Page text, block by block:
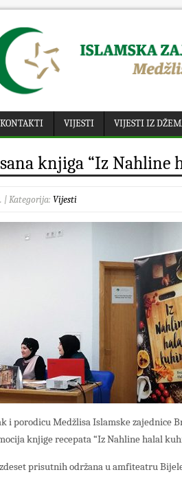
KONTAKTI VIJESTI VIJESTI IZ
knjiga “Iz Nahline
| Kategorija: Vijesti
i porodicu Medžlisa Islamske zajednice
knjige recepata “Iz Nahline halal
prisutnih održana u amfiteatru